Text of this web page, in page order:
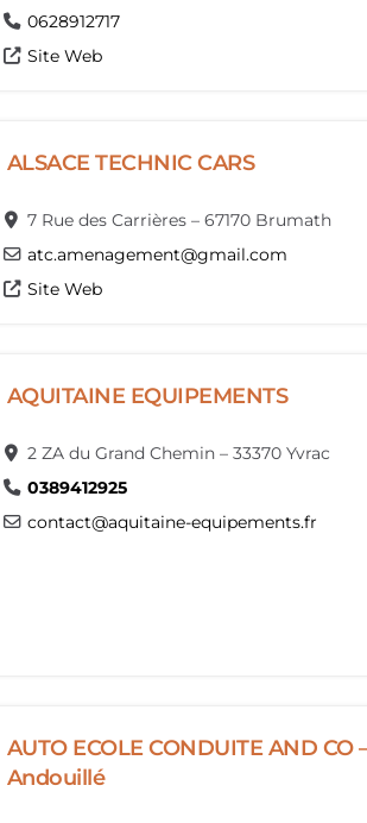
0628912717
Site Web
ALSACE TECHNIC CARS
7 Rue des Carrières– 67170 Brumath
atc.amenagement@gmail.com
Site Web
AQUITAINE EQUIPEMENTS
2 ZA du Grand Chemin– 33370 Yvrac
0389412925
contact@aquitaine-equipements.fr
AUTO ECOLE CONDUITE AND CO
Andouillé